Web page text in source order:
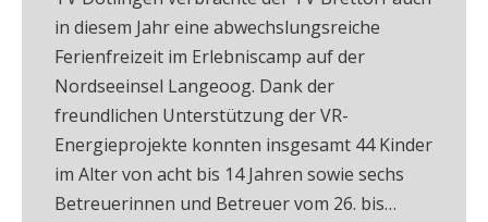
in diesem Jahr eine abwechslungsreiche
Ferienfreizeit im Erlebniscamp auf der
Nordseeinsel Langeoog. Dank der
freundlichen Unterstützung der VR-
Energieprojekte konnten insgesamt 44 Kinder
im Alter von acht bis 14 Jahren sowie sechs
Betreuerinnen und Betreuer vom 26. bis…